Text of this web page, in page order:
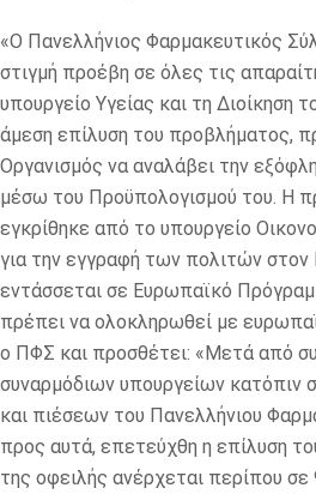
«Ο Πανελλήνιος Φαρμακευτικός
στιγμή προέβη σε όλες τις
υπουργείο Υγείας και τη Διοίκηση
άμεση επίλυση του προβλήματος,
Οργανισμός να αναλάβει την
μέσω του Προϋπολογισμού του. Η
εγκρίθηκε από το υπουργείο
για την εγγραφή των πολιτών
εντάσσεται σε Ευρωπαϊκό
πρέπει να ολοκληρωθεί με
ο ΠΦΣ και προσθέτει: «Μετά από
συναρμόδιων υπουργείων
και πιέσεων του Πανελλήνιου
προς αυτά, επετεύχθη η επίλυση
της οφειλής ανέρχεται περίπου